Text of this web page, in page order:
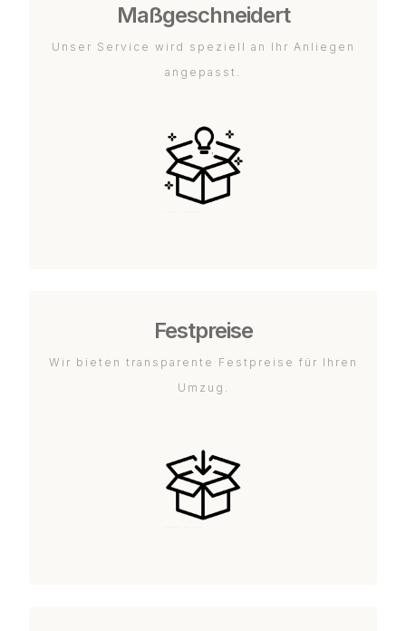
Maßgeschneidert
Unser Service wird speziell an Ihr Anliegen
angepasst.
Festpreise
Wir bieten transparente Festpreise für Ihren
Umzug.